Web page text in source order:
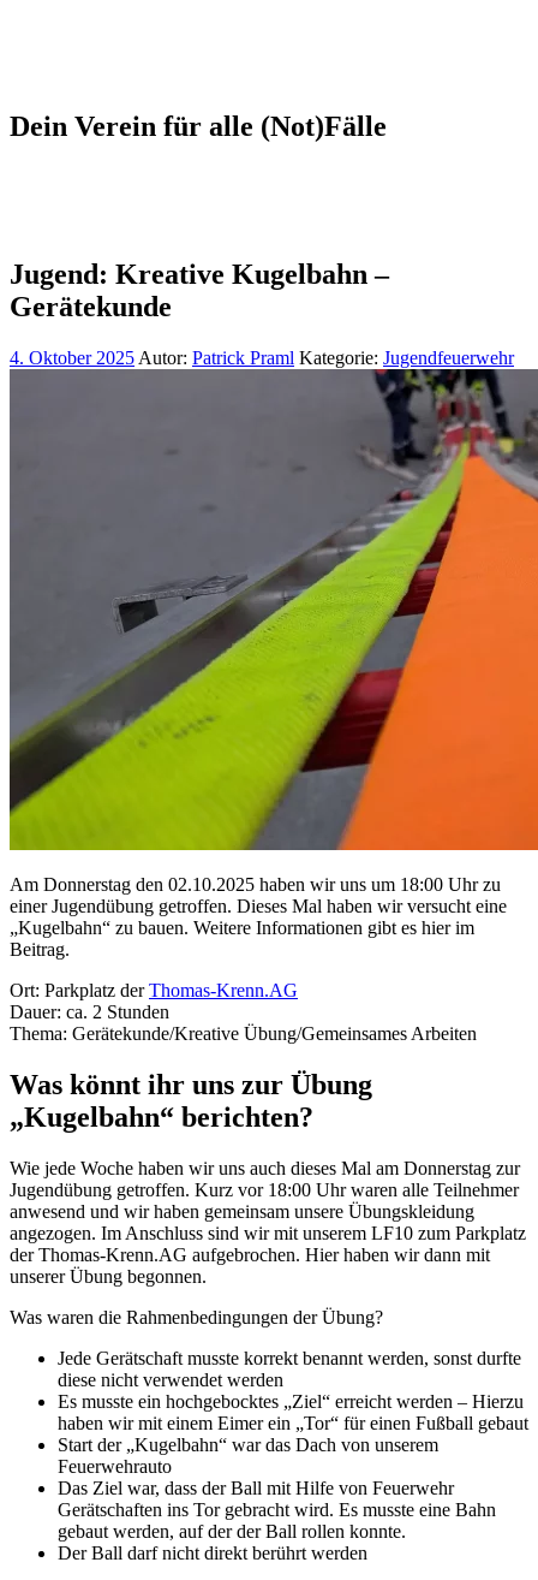
Dein Verein für alle (Not)Fälle
Jugend: Kreative Kugelbahn –
Gerätekunde
4. Oktober 2025 Autor: Patrick Praml Kategorie: Jugendfeuerwehr
Am Donnerstag den 02.10.2025 haben wir uns um 18:00 Uhr zu
einer Jugendübung getroffen. Dieses Mal haben wir versucht eine
„Kugelbahn“ zu bauen. Weitere Informationen gibt es hier im
Beitrag.
Ort: Parkplatz derThomas-Krenn.AG
Dauer: ca. 2 Stunden
Thema: Gerätekunde/Kreative Übung/Gemeinsames Arbeiten
Was könnt ihr uns zur Übung
„Kugelbahn“ berichten?
Wie jede Woche haben wir uns auch dieses Mal am Donnerstag zur
Jugendübung getroffen. Kurz vor 18:00 Uhr waren alle Teilnehmer
anwesend und wir haben gemeinsam unsere Übungskleidung
angezogen. Im Anschluss sind wir mit unserem LF10 zum Parkplatz
der Thomas-Krenn.AG aufgebrochen. Hier haben wir dann mit
unserer Übung begonnen.
Was waren die Rahmenbedingungen der Übung?
Jede Gerätschaft musste korrekt benannt werden, sonst durfte
diese nicht verwendet werden
Es musste ein hochgebocktes „Ziel“ erreicht werden – Hierzu
haben wir mit einem Eimer ein „Tor“ für einen Fußball gebaut
Start der „Kugelbahn“ war das Dach von unserem
Feuerwehrauto
Das Ziel war, dass der Ball mit Hilfe von Feuerwehr
Gerätschaften ins Tor gebracht wird. Es musste eine Bahn
gebaut werden, auf der der Ball rollen konnte.
Der Ball darf nicht direkt berührt werden